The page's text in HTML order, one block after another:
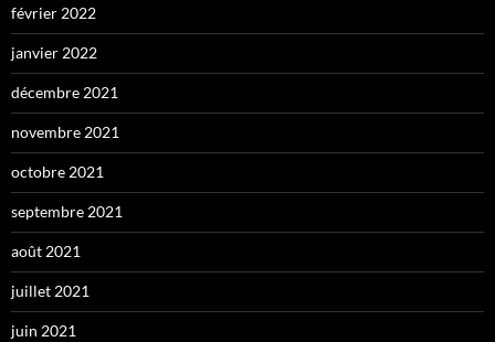
février 2022
janvier 2022
décembre 2021
novembre 2021
octobre 2021
septembre 2021
août 2021
juillet 2021
juin 2021